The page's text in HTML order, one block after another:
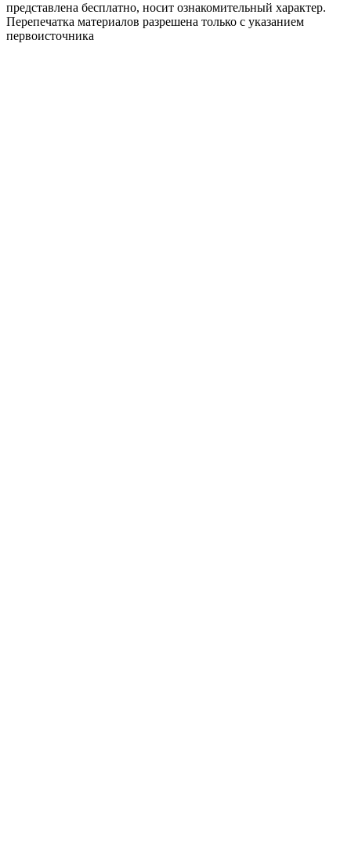
представлена бесплатно, носит ознакомительный характер.
Перепечатка материалов разрешена только с указанием
первоисточника